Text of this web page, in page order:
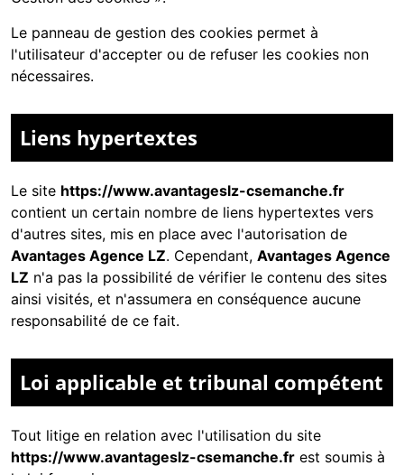
Le panneau de gestion des cookies permet à
l'utilisateur d'accepter ou de refuser les cookies non
nécessaires.
Liens hypertextes
Le site https://www.avantageslz-csemanche.fr
contient un certain nombre de liens hypertextes vers
d'autres sites, mis en place avec l'autorisation de
Avantages Agence LZ. Cependant, Avantages Agence
LZ n'a pas la possibilité de vérifier le contenu des sites
ainsi visités, et n'assumera en conséquence aucune
responsabilité de ce fait.
Loi applicable et tribunal compétent
Tout litige en relation avec l'utilisation du site
https://www.avantageslz-csemanche.fr est soumis à